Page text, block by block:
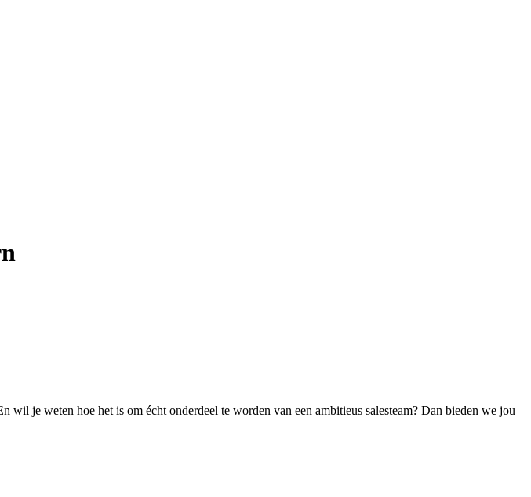
je weten hoe het is om écht onderdeel te worden van een ambitieus salesteam? Dan bieden we jou